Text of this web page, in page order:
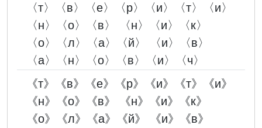
〈т〉〈в〉〈е〉〈р〉〈и〉〈т〉〈и〉
〈н〉〈о〉〈в〉 〈н〉〈и〉〈к〉
〈о〉〈л〉〈а〉〈й〉 〈и〉〈в〉
〈а〉〈н〉〈о〉〈в〉〈и〉〈ч〉
《т》《в》《е》《р》《и》《т》《и》
《н》《о》《в》 《н》《и》《к》
《о》《л》《а》《й》 《и》《в》